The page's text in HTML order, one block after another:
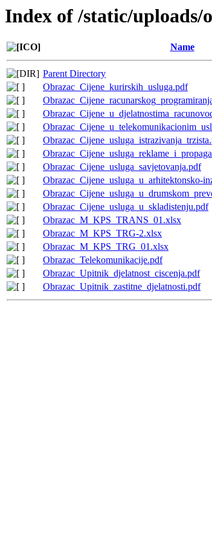
Index of /static/
Name
Parent Directory
Obrazac_Cijene_kurirskih_usluga.pdf
Obrazac_Cijene_usluga_savjetovanja.pdf
Obrazac_Cijene_usluga_u_arhitektonsko-
Obrazac_Cijene_usluga_u_skladistenju.pdf
Obrazac_M_KPS_TRANS_01.xlsx
Obrazac_M_KPS_TRG-2.xlsx
Obrazac_M_KPS_TRG_01.xlsx
Obrazac_Telekomunikacije.pdf
Obrazac_Upitnik_djelatnost_ciscenja.pdf
Obrazac_Upitnik_zastitne_djelatnosti.pdf